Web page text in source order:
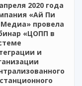
2020 года
«Ай Пи
провела
«ЦОПП в
и